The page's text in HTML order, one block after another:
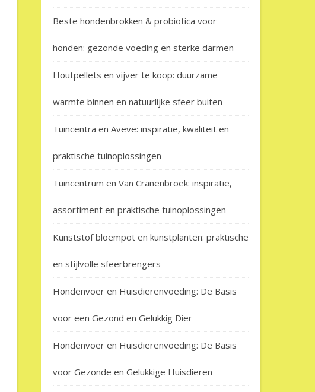
Beste hondenbrokken & probiotica voor
honden: gezonde voeding en sterke darmen
Houtpellets en vijver te koop: duurzame
warmte binnen en natuurlijke sfeer buiten
Tuincentra en Aveve: inspiratie, kwaliteit en
praktische tuinoplossingen
Tuincentrum en Van Cranenbroek: inspiratie,
assortiment en praktische tuinoplossingen
Kunststof bloempot en kunstplanten: praktische
en stijlvolle sfeerbrengers
Hondenvoer en Huisdierenvoeding: De Basis
voor een Gezond en Gelukkig Dier
Hondenvoer en Huisdierenvoeding: De Basis
voor Gezonde en Gelukkige Huisdieren